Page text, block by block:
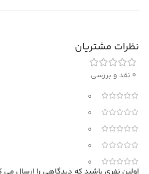
نظرات مشتریان
0 نقد و بررسی
0
0
0
0
0
اولین نفری باشید که دیدگاهی را ارسال می